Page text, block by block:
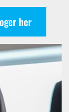
her